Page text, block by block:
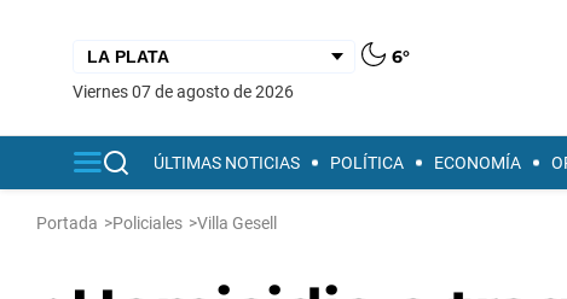
6°
viernes 07 de agosto de 2026
ÚLTIMAS NOTICIAS POLÍTICA ECONOMÍA
Portada >Policiales >Villa Gesell